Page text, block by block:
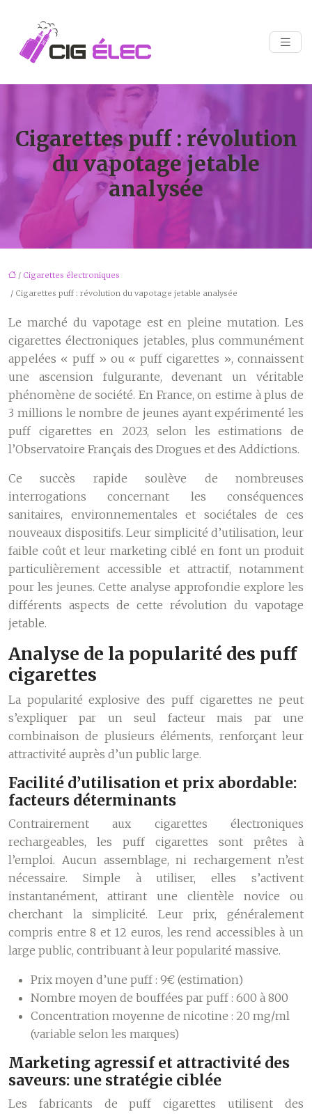
Cigarettes puff : révolution
du vapotage jetable
analysée
/ Cigarettes électroniques
/ Cigarettes puff : révolution du vapotage jetable analysée
Le marché du vapotage est en pleine mutation. Les
cigarettes électroniques jetables, plus communément
appelées « puff » ou « puff cigarettes », connaissent
une ascension fulgurante, devenant un véritable
phénomène de société. En France, on estime à plus de
3 millions le nombre de jeunes ayant expérimenté les
puff cigarettes en 2023, selon les estimations de
l’Observatoire Français des Drogues et des Addictions.
Ce succès rapide soulève de nombreuses
interrogations concernant les conséquences
sanitaires, environnementales et sociétales de ces
nouveaux dispositifs. Leur simplicité d’utilisation, leur
faible coût et leur marketing ciblé en font un produit
particulièrement accessible et attractif, notamment
pour les jeunes. Cette analyse approfondie explore les
différents aspects de cette révolution du vapotage
jetable.
Analyse de la popularité des puff
cigarettes
La popularité explosive des puff cigarettes ne peut
s’expliquer par un seul facteur mais par une
combinaison de plusieurs éléments, renforçant leur
attractivité auprès d’un public large.
Facilité d’utilisation et prix abordable:
facteurs déterminants
Contrairement aux cigarettes électroniques
rechargeables, les puff cigarettes sont prêtes à
l’emploi. Aucun assemblage, ni rechargement n’est
nécessaire. Simple à utiliser, elles s’activent
instantanément, attirant une clientèle novice ou
cherchant la simplicité. Leur prix, généralement
compris entre 8 et 12 euros, les rend accessibles à un
large public, contribuant à leur popularité massive.
Prix moyen d’une puff : 9€ (estimation)
Nombre moyen de bouffées par puff : 600 à 800
Concentration moyenne de nicotine : 20 mg/ml
(variable selon les marques)
Marketing agressif et attractivité des
saveurs: une stratégie ciblée
Les fabricants de puff cigarettes utilisent des